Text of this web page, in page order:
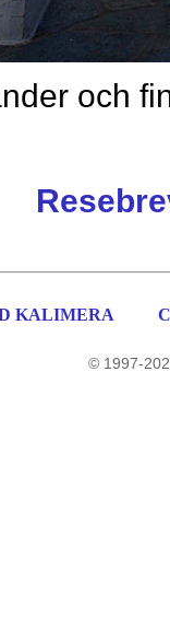
och
KALIMERA
© 1997-